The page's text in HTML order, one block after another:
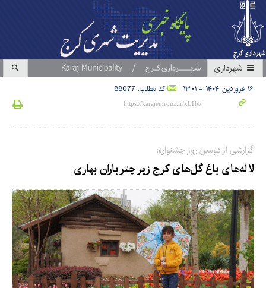
شهرداری
۱۶ فروردین ۱۴۰۴ - ۱۳:۰۱ کد مطلب: 88077
گزارشی از دومین روز جشنواره؛
لاله‌های باغ گل‌های کرج زیر چتر باران بهاری